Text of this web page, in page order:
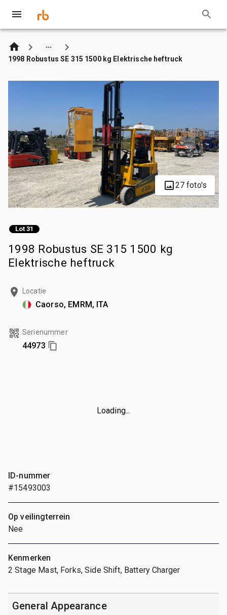
1998 Robustus SE 315 1500 kg Elektrische heftruck
27 foto's
Lot 31
1998 Robustus SE 315 1500 kg
Elektrische heftruck
Locatie
Caorso, EMRM, ITA
Serienummer
44973
Loading...
ID-nummer
#15493003
Op veilingterrein
Nee
Kenmerken
2 Stage Mast, Forks, Side Shift, Battery Charger
General Appearance